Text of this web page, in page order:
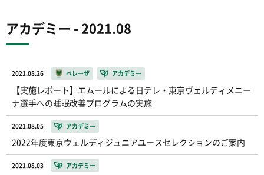
アカデミー - 2021.08
2021.08.26 ベレーザ アカデミー
【実施レポート】エムールによる日テレ・東京ヴェルディメニー
ナ選手への睡眠改善プログラムの実施
2021.08.05 アカデミー
2022年度東京ヴェルディジュニアユースセレクションのご案内
2021.08.03 アカデミー